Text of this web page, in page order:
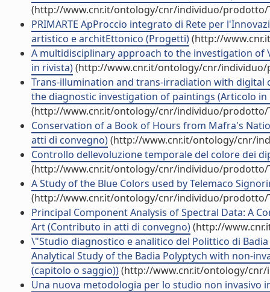
(http://www.cnr.it/ontology/cnr/individuo/prodotto/
PRIMARTE ApProccio integrato di Rete per
artistico e architEttonico (Progetti)(http://
A multidisciplinary approach to the investigation of
in rivista)(http://www.cnr.it/ontology/cnr/individuo/
Trans-illumination and trans-irradiation with
the diagnostic investigation of paintings (Articolo in
(http://www.cnr.it/ontology/cnr/individuo/prodotto/
Conservation of a Book of Hours from Mafra's
atti di convegno)(http://www.cnr.it/ontology/cnr/
Controllo dellevoluzione temporale del colore dei
(http://www.cnr.it/ontology/cnr/individuo/prodotto/
A Study of the Blue Colors used by Telemaco
(http://www.cnr.it/ontology/cnr/individuo/prodotto/
Principal Component Analysis of Spectral Data: A
Art (Contributo in atti di convegno)(http://
\"Studio diagnostico e analitico del Polittico di
Analytical Study of the Badia Polyptych with non-
(capitolo o saggio))(http://www.cnr.it/ontology/
Una nuova metodologia per lo studio non invasivo